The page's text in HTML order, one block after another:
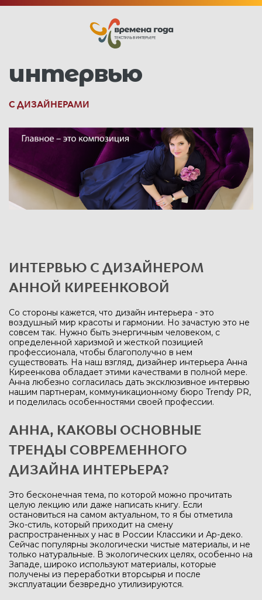
интервью
С ДИЗАЙНЕРАМИ
ИНТЕРВЬЮ С ДИЗАЙНЕРОМ
АННОЙ КИРЕЕНКОВОЙ
Со стороны кажется, что дизайн интерьера - это
воздушный мир красоты и гармонии. Но зачастую это не
совсем так. Нужно быть энергичным человеком, с
определенной харизмой и жесткой позицией
профессионала, чтобы благополучно в нем
существовать. На наш взгляд, дизайнер интерьера Анна
Киреенкова обладает этими качествами в полной мере.
Анна любезно согласилась дать эксклюзивное интервью
нашим партнерам, коммуникационному бюро Trendy PR,
и поделилась особенностями своей профессии.
АННА, КАКОВЫ ОСНОВНЫЕ
ТРЕНДЫ СОВРЕМЕННОГО
ДИЗАЙНА ИНТЕРЬЕРА?
Это бесконечная тема, по которой можно прочитать
целую лекцию или даже написать книгу. Если
остановиться на самом актуальном, то я бы отметила
Эко-стиль, который приходит на смену
распространенных у нас в России Классики и Ар-деко.
Сейчас популярны экологически чистые материалы, и не
только натуральные. В экологических целях, особенно на
Западе, широко используют материалы, которые
получены из переработки вторсырья и после
эксплуатации безвредно утилизируются.